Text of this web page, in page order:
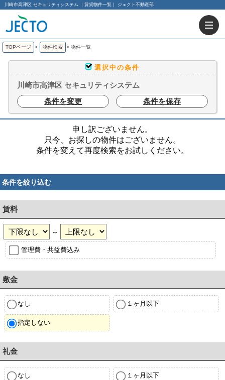
川崎市高津区 セキュリティシステム ｜賃貸物件一覧｜ ジェクト不動産部
TOPページ > 物件検索 > 物件一覧
選択中の条件
川崎市高津区 セキュリティシステム
条件を変更
条件を保存
申し訳ございません。
只今、お探しの物件はございません。
条件を変えて再度検索をお試しください。
条件を絞り込む
賃料
～
管理費・共益費込み
敷金
なし １ヶ月以下
指定しない
礼金
なし １ヶ月以下